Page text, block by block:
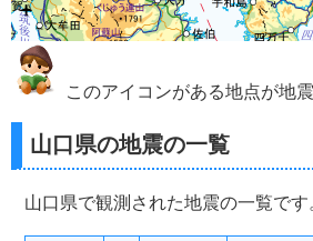
このアイコンがある地点が地
山口県の地震の一覧
山口県で観測された地震の一覧で